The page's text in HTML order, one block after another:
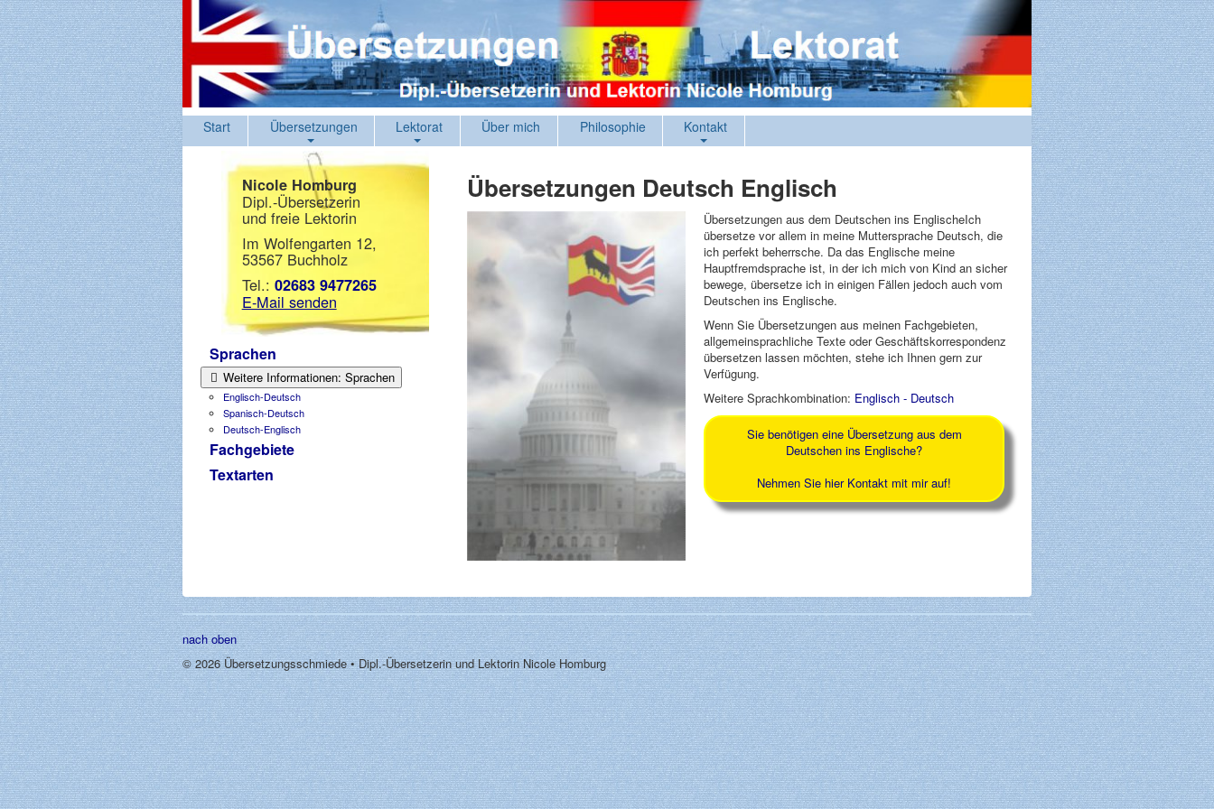
Start Übersetzungen Lektorat Über mich Philosophie Kontakt
Nicole Homburg
Dipl.-Übersetzerin
und freie Lektorin
Im Wolfengarten 12,
53567 Buchholz
Tel.: 02683 9477265
E-Mail senden
Sprachen
Weitere Informationen: Sprachen
Englisch-Deutsch
Spanisch-Deutsch
Deutsch-Englisch
Fachgebiete
Textarten
Übersetzungen Deutsch Englisch
Übersetzungen aus dem Deutschen ins EnglischeIch
übersetze vor allem in meine Muttersprache Deutsch, die
ich perfekt beherrsche. Da das Englische meine
Hauptfremdsprache ist, in der ich mich von Kind an sicher
bewege, übersetze ich in einigen Fällen jedoch auch vom
Deutschen ins Englische.
Wenn Sie Übersetzungen aus meinen Fachgebieten,
allgemeinsprachliche Texte oder Geschäftskorrespondenz
übersetzen lassen möchten, stehe ich Ihnen gern zur
Verfügung.
Weitere Sprachkombination: Englisch - Deutsch
Sie benötigen eine Übersetzung aus dem
Deutschen ins Englische?
Nehmen Sie hier Kontakt mit mir auf!
nach oben
© 2026 Übersetzungsschmiede • Dipl.-Übersetzerin und Lektorin Nicole Homburg